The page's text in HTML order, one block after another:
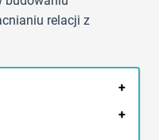
relacji z
+
+